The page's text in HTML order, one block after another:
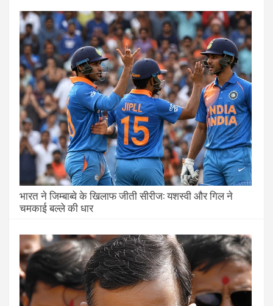
भारत ने जिम्बाब्वे के खिलाफ जीती सीरीज: यशस्वी और गिल ने
चमकाई बल्ले की धार